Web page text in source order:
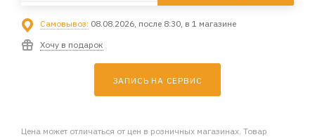
Самовывоз: 08.08.2026, после 8:30, в 1 магазине
Хочу в подарок
ЗАПИСЬ НА СЕРВИС
Цена может отличаться от цен в розничных магазинах. Товар